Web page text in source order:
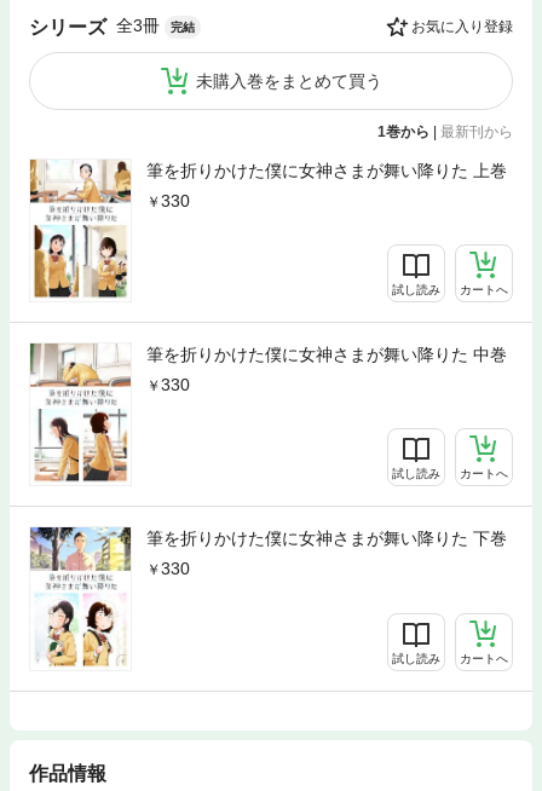
シリーズ 全3冊 完結 お気に入り登録
未購入巻をまとめて買う
1巻から | 最新刊から
筆を折りかけた僕に女神さまが舞い降りた 上巻
330
試し読み カートへ
筆を折りかけた僕に女神さまが舞い降りた 中巻
330
試し読み カートへ
筆を折りかけた僕に女神さまが舞い降りた 下巻
330
試し読み カートへ
作品情報